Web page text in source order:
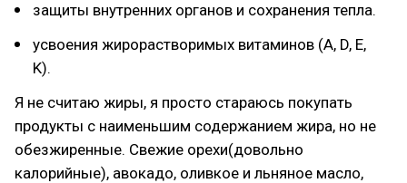
защиты внутренних органов и сохранения тепла.
усвоения жирорастворимых витаминов (A, D, E,
K).
Я не считаю жиры, я просто стараюсь покупать
продукты с наименьшим содержанием жира, но не
обезжиренные. Свежие орехи(довольно
калорийные), авокадо, оливкое и льняное масло,